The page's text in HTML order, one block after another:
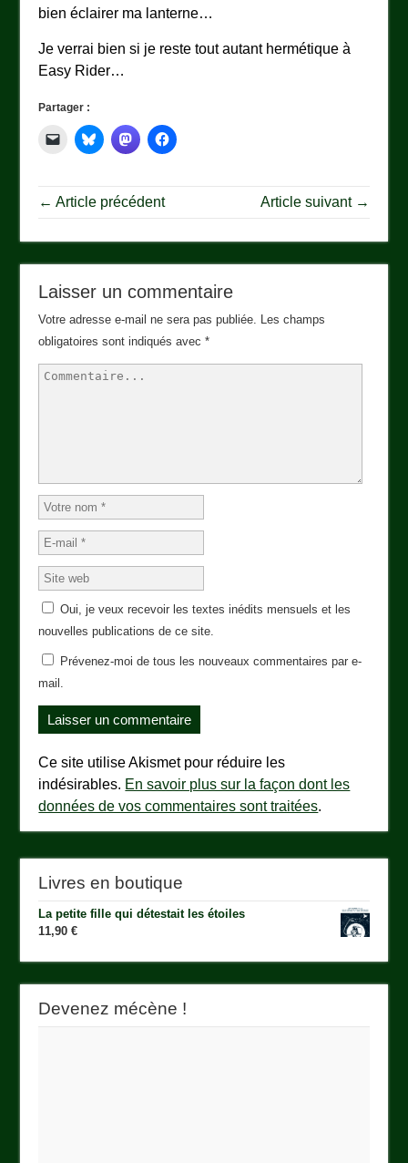
bien éclairer ma lanterne…
Je verrai bien si je reste tout autant hermétique à
Easy Rider…
Partager :
← Article précédent Article suivant →
Laisser un commentaire
Votre adresse e-mail ne sera pas publiée. Les champs
obligatoires sont indiqués avec*
Oui, je veux recevoir les textes inédits mensuels et les
nouvelles publications de ce site.
Prévenez-moi de tous les nouveaux commentaires par e-
mail.
Ce site utilise Akismet pour réduire les
indésirables. En savoir plus sur la façon dont les
données de vos commentaires sont traitées.
Livres en boutique
La petite fille qui détestait les étoiles
11,90€
Devenez mécène !